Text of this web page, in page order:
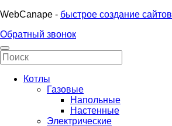
WebCanape - быстрое создание сайтов
Обратный звонок
Котлы
Газовые
Напольные
Настенные
Электрические